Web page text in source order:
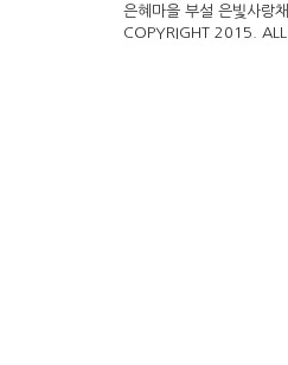
은혜마을 부설 은빛사
COPYRIGHT 2015. ALL